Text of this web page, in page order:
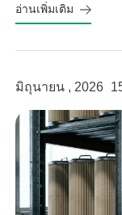
equipment
dust, and harmful
อ่านเพิ่มเติม
มิถุนายน , 2026